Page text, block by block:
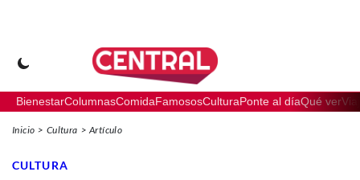
BienestarColumnasComidaFamososCulturaPonte al díaQué ver
Inicio Cultura Artículo
CULTURA